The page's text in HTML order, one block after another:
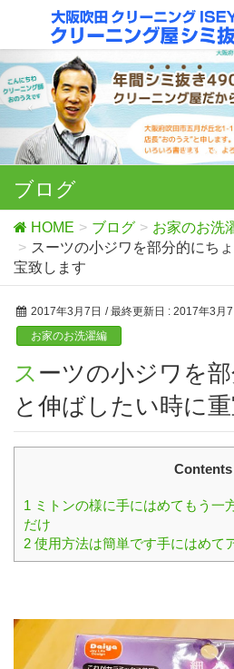
ブログ
HOME ブログ
お家のお洗
スーツの小ジワを部分的にち
宝致します
2017年3月7日 / 最終更新日 : 2017年3月7
お家のお洗濯編
スーツの小ジワを部分的にちょっ
と伸ばしたい時に
Contents
1 ミトンの様に手にはめてもう一
だけ
2 使用方法は簡単です手にはめて